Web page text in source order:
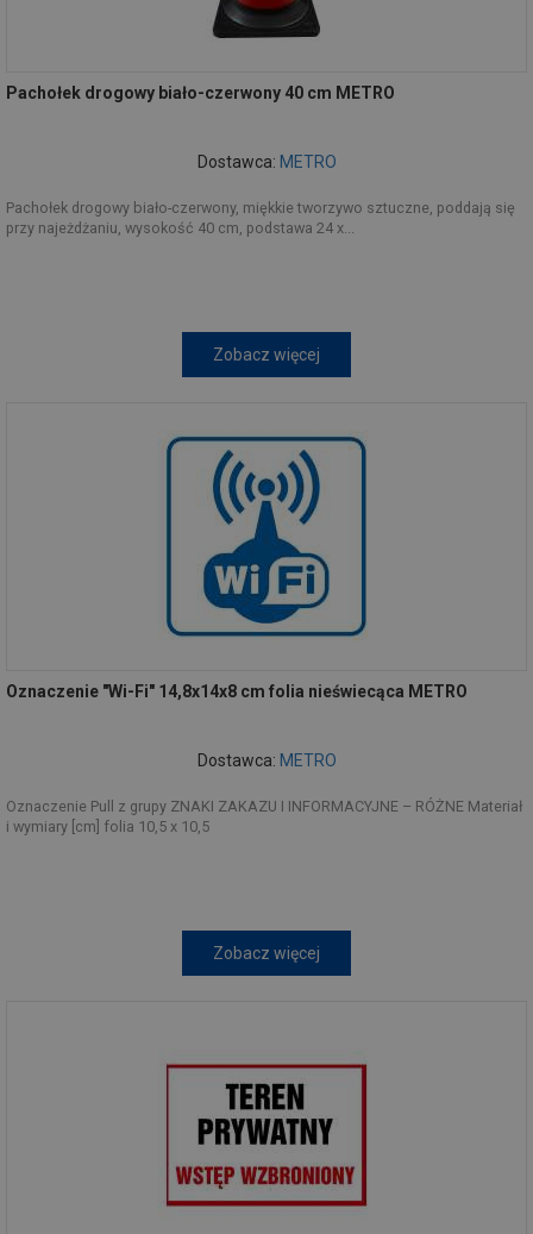
Pachołek drogowy biało-czerwony 40 cm METRO
Dostawca: METRO
Pachołek drogowy biało-czerwony, miękkie tworzywo sztuczne, poddają się
przy najeżdżaniu, wysokość 40 cm, podstawa 24 x...
Zobacz więcej
Oznaczenie "Wi-Fi" 14,8x14x8 cm folia nieświecąca METRO
Dostawca: METRO
Oznaczenie Pull z grupy ZNAKI ZAKAZU I INFORMACYJNE – RÓŻNE Materiał
i wymiary [cm] folia 10,5 x 10,5
Zobacz więcej